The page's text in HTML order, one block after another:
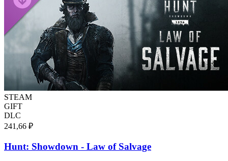
STEAM
GIFT
DLC
241,66 ₽
Hunt: Showdown - Law of Salvage